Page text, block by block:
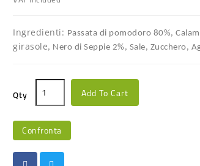
Ingredienti: Passata di pomodoro 80%,
girasole, Nero di Seppie 2%, Sale, Zucchero,
Qty Add To Cart
Confronta